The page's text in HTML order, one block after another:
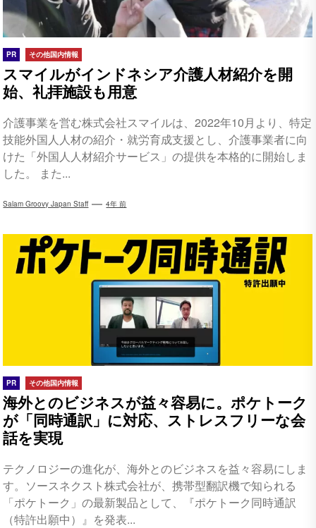
PR その他国内情報
スマイルがインドネシア介護人材紹介を開
始、礼拝施設も用意
介護事業を営む株式会社スマイルは、2022年10月より、特定
技能外国人人材の紹介・就労育成支援とし、介護事業者に向
けた「外国人人材紹介サービス」の提供を本格的に開始しま
した。 また...
Salam Groovy Japan Staff 4年 前
PR その他国内情報
海外とのビジネスが益々容易に。ポケトーク
が「同時通訳」に対応、ストレスフリーな会
話を実現
テクノロジーの進化が、海外とのビジネスを益々容易にしま
す。ソースネクスト株式会社が、携帯型翻訳機で知られる
「ポケトーク」の最新製品として、『ポケトーク同時通訳
（特許出願中）』を発表...